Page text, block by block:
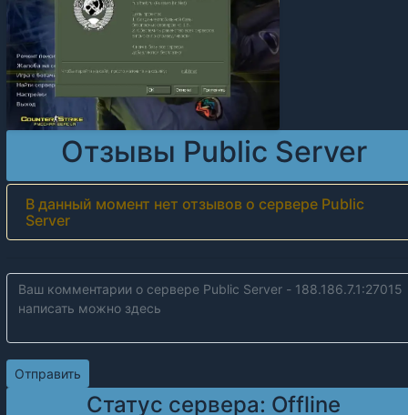
Отзывы Public Server
В данный момент нет отзывов о сервере Public
Server
Статус сервера: Offline